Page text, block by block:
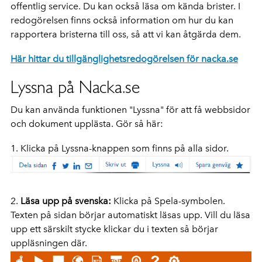
offentlig service. Du kan också läsa om kända brister. I
redogörelsen finns också information om hur du kan
rapportera bristerna till oss, så att vi kan åtgärda dem.
Här hittar du tillgänglighetsredogörelsen för nacka.se
Lyssna på Nacka.se
Du kan använda funktionen "Lyssna" för att få webbsidor
och dokument upplästa. Gör så här:
1. Klicka på Lyssna-knappen som finns på alla sidor.
2. Läsa upp på svenska: Klicka på Spela-symbolen.
Texten på sidan börjar automatiskt läsas upp. Vill du läsa
upp ett särskilt stycke klickar du i texten så börjar
uppläsningen där.